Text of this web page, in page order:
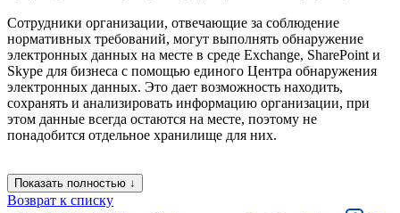
Сотрудники организации, отвечающие за соблюдение
нормативных требований, могут выполнять обнаружение
электронных данных на месте в среде Exchange, SharePoint и
Skype для бизнеса с помощью единого Центра обнаружения
электронных данных. Это дает возможность находить,
сохранять и анализировать информацию организации, при
этом данные всегда остаются на месте, поэтому не
понадобится отдельное хранилище для них.
Показать полностью ↓
Возврат к списку